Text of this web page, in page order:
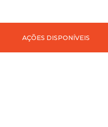
AÇÕES DISPONÍVEIS